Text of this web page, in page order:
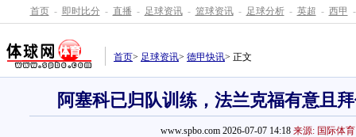
首页 - 即时比分 - 直播 - 足球资讯 - 篮球资讯 - 足球分析 - 英超 - 西甲 -
首页> 足球资讯> 德甲快讯> 正文
阿塞科已归队训练，法兰克福有意且
www.spbo.com 2026-07-07 14:18 来源: 国际体育